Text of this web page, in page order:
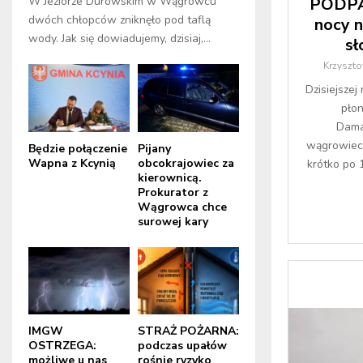
nocy
krótko po
dwóch chłopców zniknęło pod taflą
wody. Jak się dowiadujemy, dzisiaj,...
Będzie połączenie
Wapna z Kcynią
Pijany
obcokrajowiec za
kierownicą.
Prokurator z
Wągrowca chce
surowej kary
IMGW
OSTRZEGA:
STRAŻ POŻARNA:
podczas upałów